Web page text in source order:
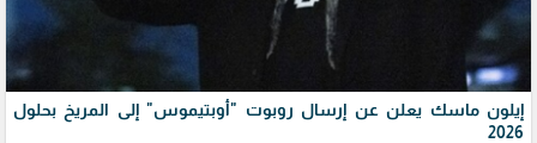
إيلون ماسك يعلن عن إرسال روبوت "أوبتيموس" إلى المريخ بحلول
2026